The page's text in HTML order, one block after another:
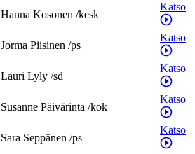
Hanna Kosonen /kesk
Katso
Jorma Piisinen /ps
Katso
Lauri Lyly /sd
Katso
Susanne Päivärinta /kok
Katso
Sara Seppänen /ps
Katso